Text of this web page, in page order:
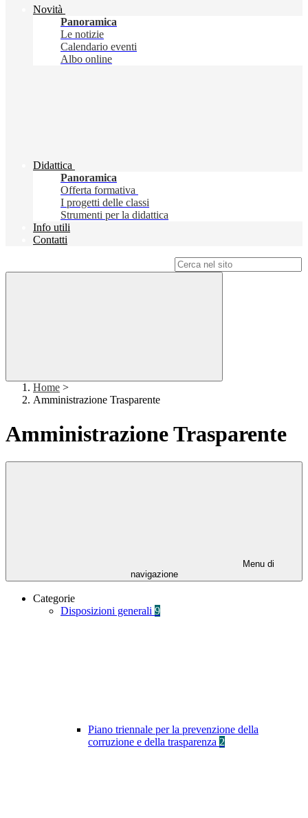
Novità
Panoramica
Le notizie
Calendario eventi
Albo online
Didattica
Panoramica
Offerta formativa
I progetti delle classi
Strumenti per la didattica
Info utili
Contatti
Home >
Amministrazione Trasparente
Amministrazione Trasparente
Menu di
navigazione
Categorie
Disposizioni generali 9
Piano triennale per la prevenzione della
corruzione e della trasparenza 2